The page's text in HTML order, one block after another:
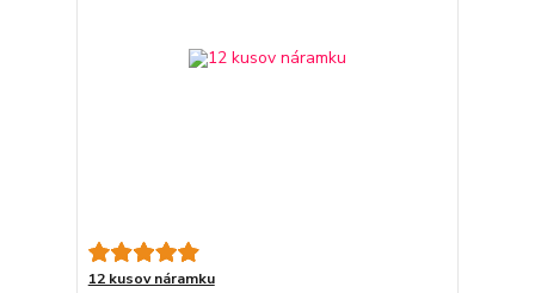
12 kusov náramku